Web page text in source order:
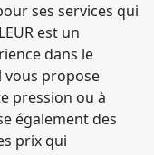
ses services qui
est un
dans le
propose
pression ou à
également des
prix qui